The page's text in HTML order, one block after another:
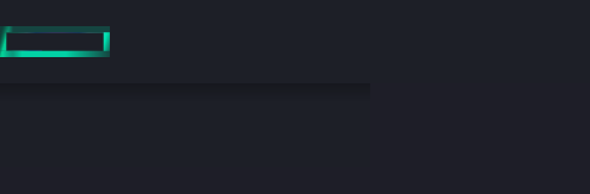
au
contenu